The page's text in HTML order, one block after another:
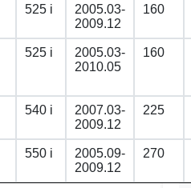
525 i
2005.03-
2009.12
160
525 i
2005.03-
2010.05
160
540 i
2007.03-
2009.12
225
550 i
2005.09-
2009.12
270